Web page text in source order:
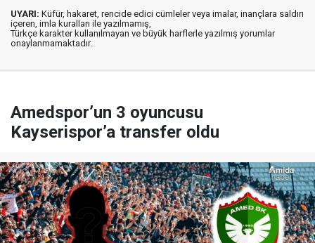
UYARI: Küfür, hakaret, rencide edici cümleler veya imalar, inançlara saldırı
içeren, imla kuralları ile yazılmamış,
Türkçe karakter kullanılmayan ve büyük harflerle yazılmış yorumlar
onaylanmamaktadır.
Amedspor’un 3 oyuncusu
Kayserispor’a transfer oldu